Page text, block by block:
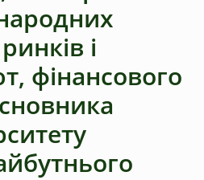
і
фінансового